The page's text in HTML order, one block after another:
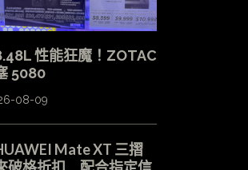
性能狂魔！ZOTAC
5080
08-09
Mate XT 三摺